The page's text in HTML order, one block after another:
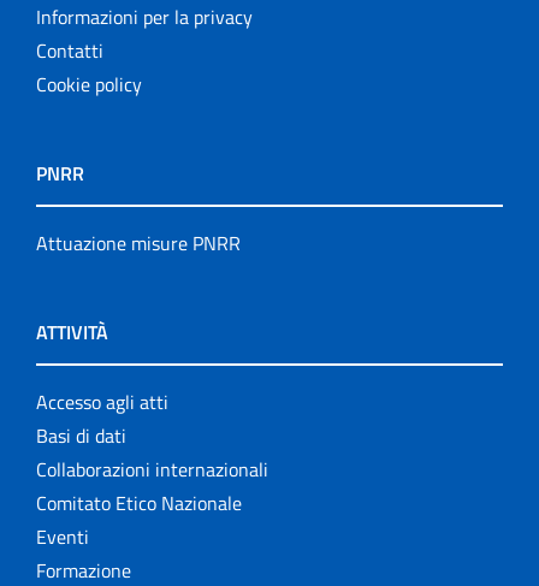
Informazioni per la privacy
Contatti
Cookie policy
PNRR
Attuazione misure PNRR
ATTIVITÀ
Accesso agli atti
Basi di dati
Collaborazioni internazionali
Comitato Etico Nazionale
Eventi
Formazione